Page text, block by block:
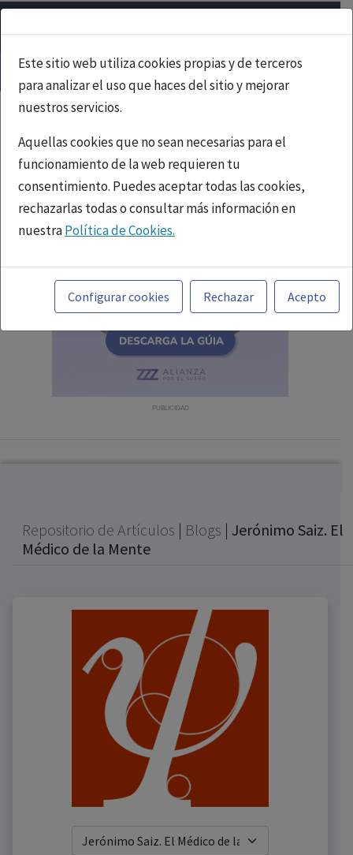
Este sitio web utiliza cookies propias y de terceros
para analizar el uso que haces del sitio y mejorar
nuestros servicios.
Aquellas cookies que no sean necesarias para el
funcionamiento de la web requieren tu
consentimiento. Puedes aceptar todas las cookies,
rechazarlas todas o consultar más información en
nuestraPolítica de Cookies.
Toda la información incluida en la Página Web está
referida a productos del mercado español y, por
tanto, dirigida a profesionales sanitarios legalmente
facultados para prescribir o dispensar medicamentos
con ejercicio profesional. La información técnica de los
fármacos se facilita a título meramente informativo,
Configurar cookies Rechazar Acepto
PUBLICIDAD
Repositorio de Artículos | Blogs | Jerónimo Saiz. El
Médico de la Mente